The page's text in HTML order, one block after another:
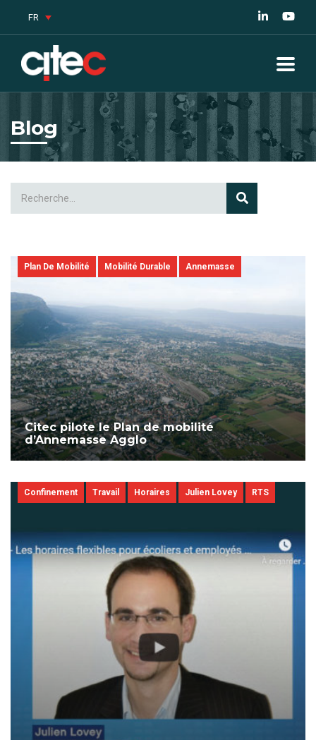
FR
Blog
Plan De Mobilité Mobilité Durable Annemasse
Citec pilote le Plan de mobilité
d’Annemasse Agglo
Confinement Travail Horaires Julien Lovey RTS